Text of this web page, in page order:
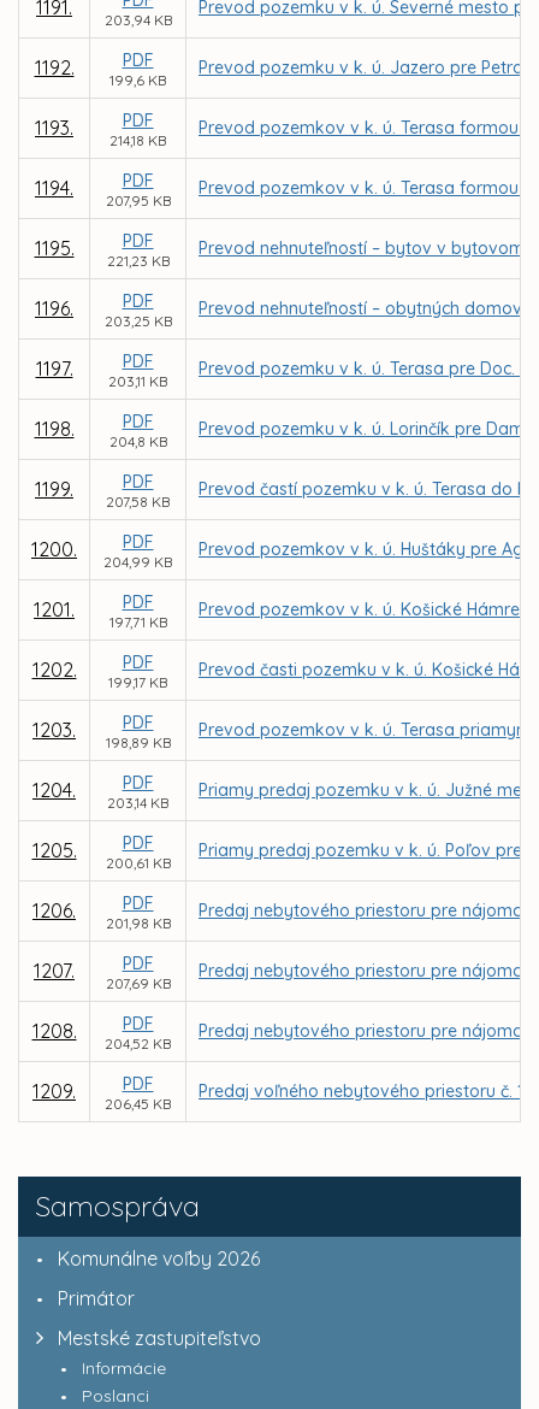
Samospráva
Komunálne voľby 2026
Primátor
Mestské zastupiteľstvo
Informácie
Poslanci
1191.
203,94 KB
Prevod pozemku v k. ú. Severné mesto
1192. PDF
199,6 KB
Prevod pozemku v k. ú. Jazero pre
1193. PDF
214,18 KB
Prevod pozemkov v k. ú. Terasa formou
1194. PDF
207,95 KB
Prevod pozemkov v k. ú. Terasa formou
1195. PDF
221,23 KB
Prevod nehnuteľností – bytov v bytovom
1196. PDF
203,25 KB
Prevod nehnuteľností – obytných domov
1197. PDF
203,11 KB
Prevod pozemku v k. ú. Terasa pre Doc.
1198. PDF
204,8 KB
Prevod pozemku v k. ú. Lorinčík pre
1199. PDF
207,58 KB
Prevod častí pozemku v k. ú. Terasa do
1200. PDF
204,99 KB
Prevod pozemkov v k. ú. Huštáky pre
1201. PDF
197,71 KB
Prevod pozemkov v k. ú. Košické Hámre
1202. PDF
199,17 KB
Prevod časti pozemku v k. ú. Košické
1203. PDF
198,89 KB
Prevod pozemkov v k. ú. Terasa
1204. PDF
203,14 KB
Priamy predaj pozemku v k. ú. Južné
1205. PDF
200,61 KB
Priamy predaj pozemku v k. ú. Poľov pre
1206. PDF
201,98 KB
Predaj nebytového priestoru pre nájomcu
1207. PDF
207,69 KB
Predaj nebytového priestoru pre nájomcu
1208. PDF
204,52 KB
Predaj nebytového priestoru pre nájomcu
1209. PDF
206,45 KB
Predaj voľného nebytového priestoru č. 1